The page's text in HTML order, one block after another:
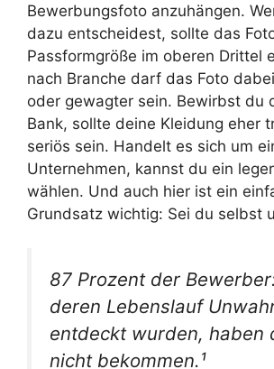
Bewerbungsfoto anzuhängen.
dazu entscheidest, sollte das
Passformgröße im oberen Drittel
nach Branche darf das Foto
oder gewagter sein. Bewirbst du
Bank, sollte deine Kleidung eher
seriös sein. Handelt es sich um
Unternehmen, kannst du ein
wählen. Und auch hier ist ein
Grundsatz wichtig: Sei du selbst
87 Prozent der
deren Lebenslauf
entdeckt wurden, haben
nicht bekommen.¹